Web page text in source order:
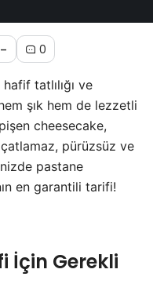
- 0
tatlılığı ve
şık hem de lezzetli
cheesecake,
pürüzsüz ve
pastane
en garantili tarifi!
İçin Gerekli